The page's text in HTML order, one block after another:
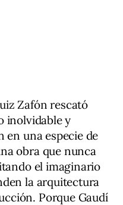
Zafón rescató
inolvidable y
una especie de
obra que nunca
el imaginario
la arquitectura
Porque Gaudí